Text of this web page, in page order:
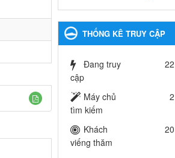
thẩm quyền giải quyết của sở,
ban, ngành, Ủy ban nhân dân
cấp xã thực hiện phi địa giới
hành chính trên địa bàn tỉnh
Bình Dương
Ngày ban hành: 13/03/2025
Kế hoạch Phổ biến, giáo
dục pháp luật năm 2025 của
THỐNG KÊ TRUY CẬP
Đang truy
cập
22
Máy chủ
tìm kiếm
2
Khách
viếng thăm
20